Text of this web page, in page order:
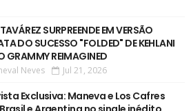
SURPREENDE EM VERSÃO
DO SUCESSO "FOLDED" DE KEHLANI
GRAMMY REIMAGINED
Neves Jul 21, 2026
Exclusiva: Maneva e Los Cafres